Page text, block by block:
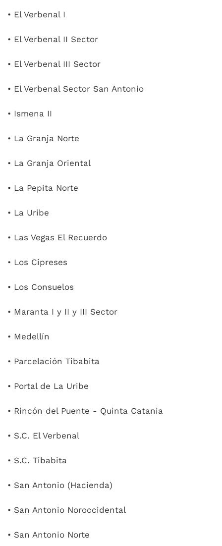
• El Verbenal I
• El Verbenal II Sector
• El Verbenal III Sector
• El Verbenal Sector San Antonio
• Ismena II
• La Granja Norte
• La Granja Oriental
• La Pepita Norte
• La Uribe
• Las Vegas El Recuerdo
• Los Cipreses
• Los Consuelos
• Maranta I y II y III Sector
• Medellín
• Parcelación Tibabita
• Portal de La Uribe
• Rincón del Puente - Quinta Catania
• S.C. El Verbenal
• S.C. Tibabita
• San Antonio (Hacienda)
• San Antonio Noroccidental
• San Antonio Norte